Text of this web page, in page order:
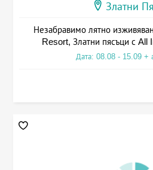
Златни
Незабравимо лятно
Resort, Златни пясъци с All
Дата: 08.08 - 15.09 +